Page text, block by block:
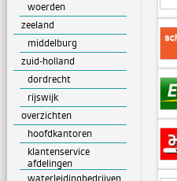
woerden
zeeland
middelburg
zuid-holland
dordrecht
rijswijk
overzichten
hoofdkantoren
klantenservice
afdelingen
waterleidingbedrijven